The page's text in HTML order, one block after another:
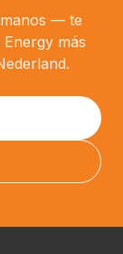
— te
más